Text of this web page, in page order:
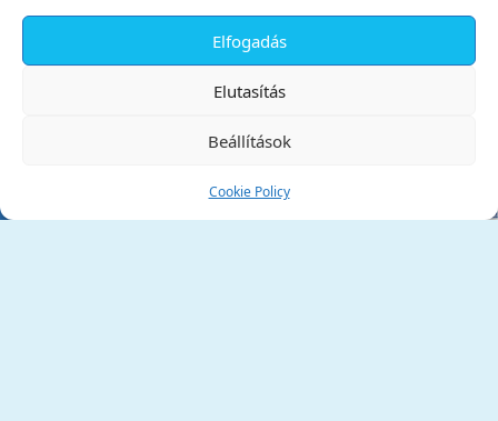
Elfogadás
Elutasítás
Beállítások
Cookie Policy
Tata Város Önkormányzata
✕